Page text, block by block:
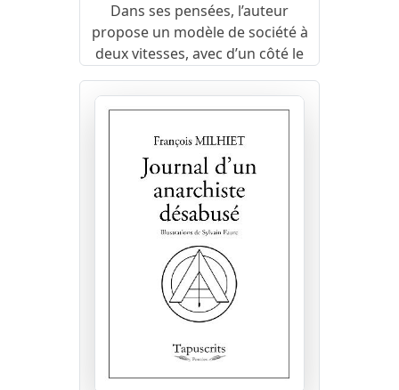
Dans ses pensées, l’auteur
propose un modèle de société à
deux vitesses, avec d’un côté le
solidarité et le respect de
économie de libre entreprise.